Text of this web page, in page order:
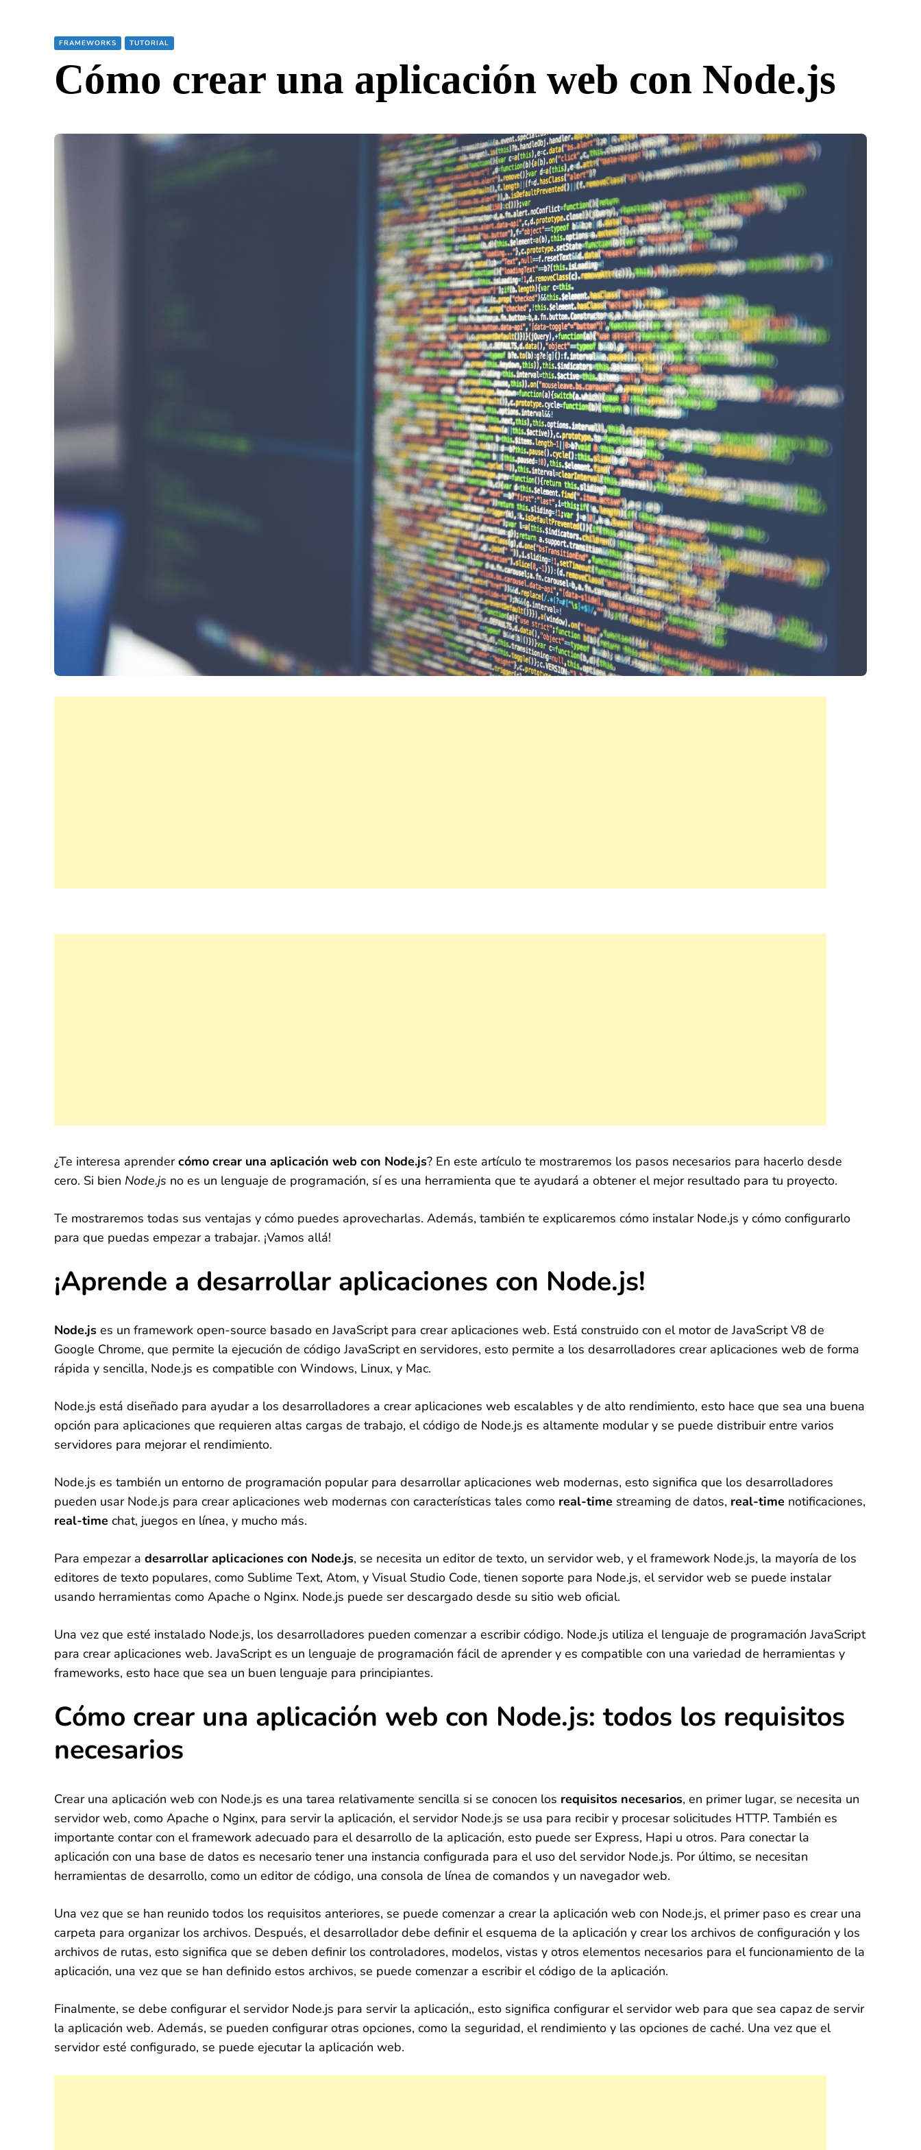
FRAMEWORKS TUTORIAL
Cómo crear una aplicación web con Node.js
¿Te interesa aprendercómo crear una aplicación web con Node.js? En este artículo te mostraremos los pasos necesarios para hacerlo desde
cero. Si bien Node.js no es un lenguaje de programación, sí es una herramienta que te ayudará a obtener el mejor resultado para tu proyecto.
Te mostraremos todas sus ventajas y cómo puedes aprovecharlas. Además, también te explicaremos cómo instalar Node.js y cómo configurarlo
para que puedas empezar a trabajar. ¡Vamos allá!
¡Aprende a desarrollar aplicaciones con Node.js!
Node.js es un framework open-source basado en JavaScript para crear aplicaciones web. Está construido con el motor de JavaScript V8 de
Google Chrome, que permite la ejecución de código JavaScript en servidores, esto permite a los desarrolladores crear aplicaciones web de forma
rápida y sencilla, Node.js es compatible con Windows, Linux, y Mac.
Node.js está diseñado para ayudar a los desarrolladores a crear aplicaciones web escalables y de alto rendimiento, esto hace que sea una buena
opción para aplicaciones que requieren altas cargas de trabajo, el código de Node.js es altamente modular y se puede distribuir entre varios
servidores para mejorar el rendimiento.
Node.js es también un entorno de programación popular para desarrollar aplicaciones web modernas, esto significa que los desarrolladores
pueden usar Node.js para crear aplicaciones web modernas con características tales como real-time streaming de datos, real-time notificaciones,
real-time chat, juegos en línea, y mucho más.
Para empezar a desarrollar aplicaciones con Node.js, se necesita un editor de texto, un servidor web, y el framework Node.js, la mayoría de los
editores de texto populares, como Sublime Text, Atom, y Visual Studio Code, tienen soporte para Node.js, el servidor web se puede instalar
usando herramientas como Apache o Nginx. Node.js puede ser descargado desde su sitio web oficial.
Una vez que esté instalado Node.js, los desarrolladores pueden comenzar a escribir código. Node.js utiliza el lenguaje de programación JavaScript
para crear aplicaciones web. JavaScript es un lenguaje de programación fácil de aprender y es compatible con una variedad de herramientas y
frameworks, esto hace que sea un buen lenguaje para principiantes.
Cómo crear una aplicación web con Node.js: todos los requisitos
necesarios
Crear una aplicación web con Node.js es una tarea relativamente sencilla si se conocen los requisitos necesarios, en primer lugar, se necesita un
servidor web, como Apache o Nginx, para servir la aplicación, el servidor Node.js se usa para recibir y procesar solicitudes HTTP. También es
importante contar con el framework adecuado para el desarrollo de la aplicación, esto puede ser Express, Hapi u otros. Para conectar la
aplicación con una base de datos es necesario tener una instancia configurada para el uso del servidor Node.js. Por último, se necesitan
herramientas de desarrollo, como un editor de código, una consola de línea de comandos y un navegador web.
Una vez que se han reunido todos los requisitos anteriores, se puede comenzar a crear la aplicación web con Node.js, el primer paso es crear una
carpeta para organizar los archivos. Después, el desarrollador debe definir el esquema de la aplicación y crear los archivos de configuración y los
archivos de rutas, esto significa que se deben definir los controladores, modelos, vistas y otros elementos necesarios para el funcionamiento de la
aplicación, una vez que se han definido estos archivos, se puede comenzar a escribir el código de la aplicación.
Finalmente, se debe configurar el servidor Node.js para servir la aplicación,, esto significa configurar el servidor web para que sea capaz de servir
la aplicación web. Además, se pueden configurar otras opciones, como la seguridad, el rendimiento y las opciones de caché. Una vez que el
servidor esté configurado, se puede ejecutar la aplicación web.